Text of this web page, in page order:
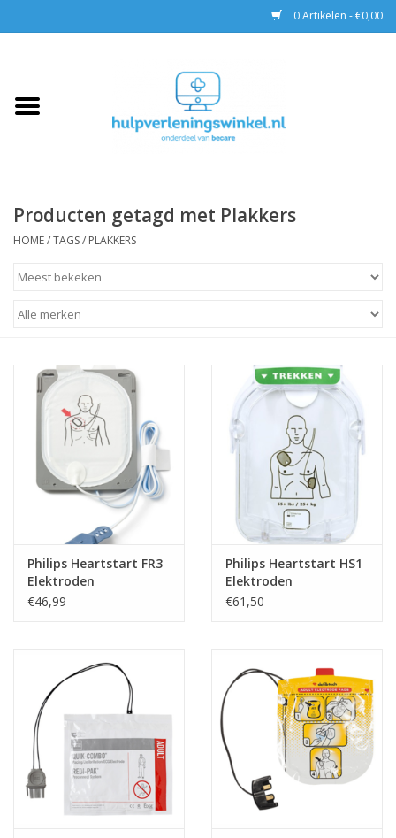
0 Artikelen - €0,00
EHBO
Pax tassen
Producten getagd met Plakkers
HOME/TAGS/ PLAKKERS
Philips Heartstart FR3
Elektroden
€46,99
Philips Heartstart HS1
Elektroden
€61,50